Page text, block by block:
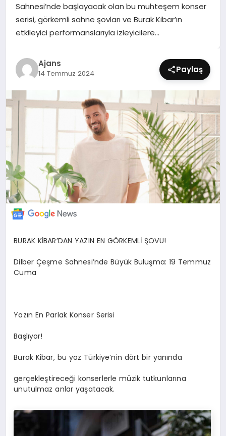
SPOR
TEKNOLOJI
YAŞAM
Sahnesi’nde başlayacak olan bu muhteşem konser
serisi, görkemli sahne şovları ve Burak Kibar’ın
etkileyici performanslarıyla izleyicilere…
Ajans
14 Temmuz 2024 Paylaş
BURAK KİBAR’DAN YAZIN EN GÖRKEMLİ ŞOVU!
Dilber Çeşme Sahnesi’nde Büyük Buluşma: 19 Temmuz
Cuma
Yazın En Parlak Konser Serisi
Başlıyor!
Burak Kibar, bu yaz Türkiye’nin dört bir yanında
gerçekleştireceği konserlerle müzik tutkunlarına
unutulmaz anlar yaşatacak.